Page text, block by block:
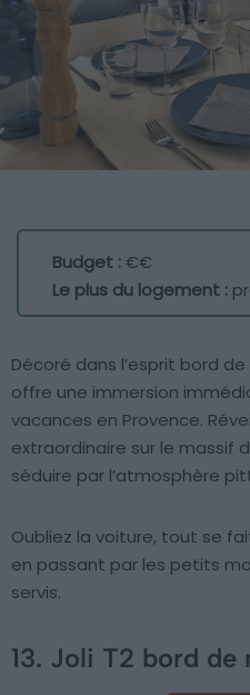
Budget :€€
Le plus du logement :
Décoré dans l’esprit bord
offre une immersion
vacances en Provence.
extraordinaire sur le massif
séduire par l’atmosphère
Oubliez la voiture, tout se
en passant par les petits
servis.
13. Joli T2 bord